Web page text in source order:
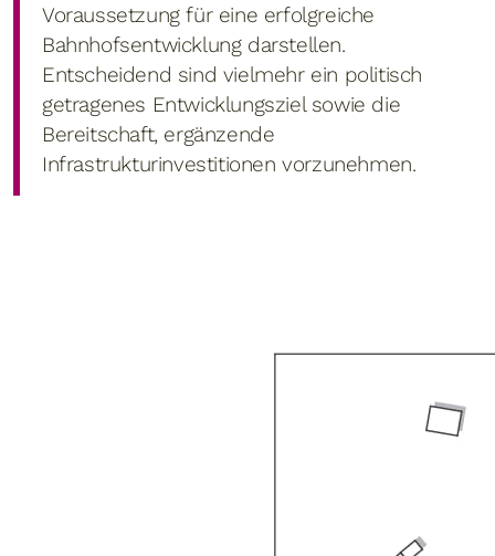
Voraussetzung für eine erfolgreiche
Bahnhofsentwicklung darstellen.
Entscheidend sind vielmehr ein politisch
getragenes Entwicklungsziel sowie die
Bereitschaft, ergänzende
Infrastrukturinvestitionen vorzunehmen.